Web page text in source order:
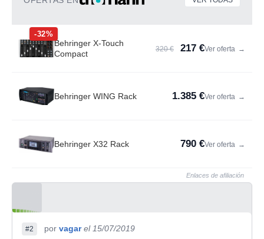
-32%
Behringer X-Touch
Compact
320 € 217 €Ver oferta →
Behringer WING Rack 1.385 €Ver oferta →
Behringer X32 Rack 790 €Ver oferta →
Enlaces de afiliación
#2 por vagar el 15/07/2019